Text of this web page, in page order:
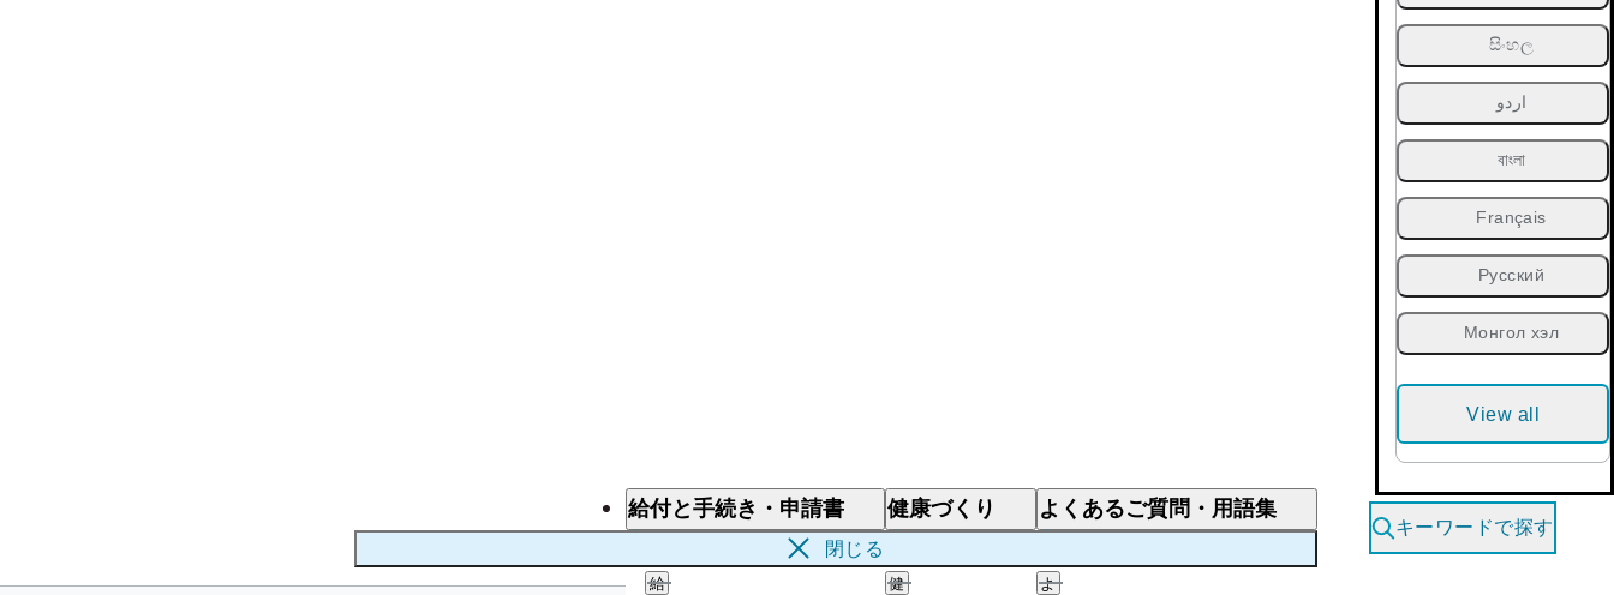
සිංහල
اردو
বাংলা
Français
Русский
Монгол хэл
View all
給付と手続き・申請書
給付と手続き
給
健康づくり
健
よくあるご質問・用語集
よ
閉じる
キーワードで探す